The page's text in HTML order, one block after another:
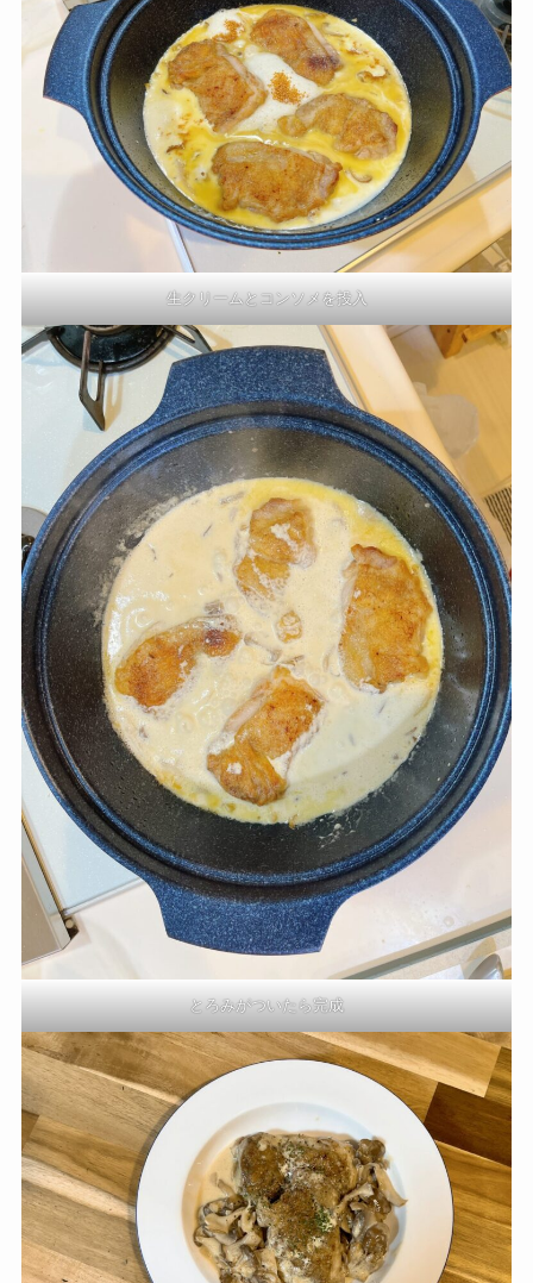
生クリームとコンソメを投入
とろみがついたら完成